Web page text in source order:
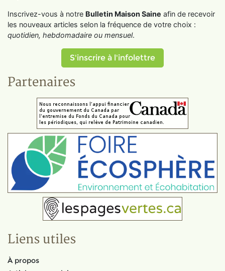
Inscrivez-vous à notre Bulletin Maison Saine afin de recevoir
les nouveaux articles selon la fréquence de votre choix :
quotidien, hebdomadaire ou mensuel.
S'inscrire à l'infolettre
Partenaires
Liens utiles
À propos